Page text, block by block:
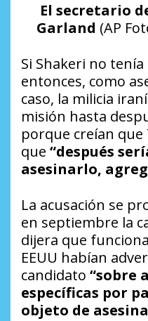
El secretario
Garland (AP
Si Shakeri no
entonces, como
caso, la milicia
misión hasta
porque creían
que “después
asesinarlo,
La acusación se
en septiembre la
dijera que
EEUU habían
candidato “sobre
específicas por
objeto de